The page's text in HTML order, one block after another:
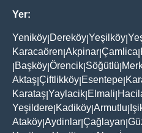
Yer:
Yeniköy Dereköy Yeşilköy
Karacaören Akpinar Çamlica
Başköy Örencik Söğütlü
Aktaş Çiftlikköy Esentepe
Karataş Yaylacik Elmali
Yeşildere Kadiköy Armutlu
Ataköy Aydinlar Çağlayan